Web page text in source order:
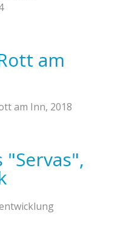
am
am Inn, 2018
"Servas",